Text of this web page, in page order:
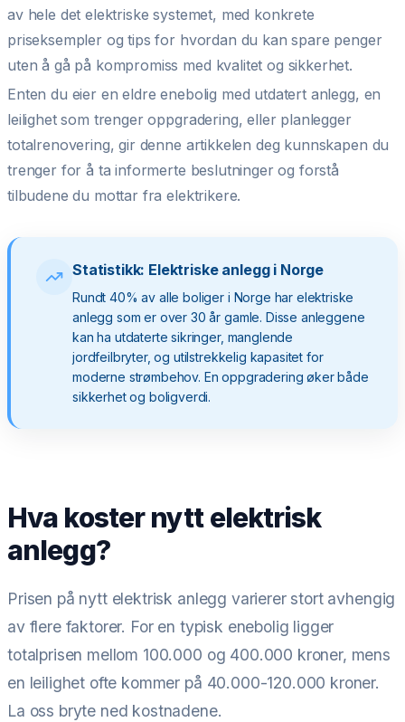
av hele det elektriske systemet, med konkrete
priseksempler og tips for hvordan du kan spare penger
uten å gå på kompromiss med kvalitet og sikkerhet.
Enten du eier en eldre enebolig med utdatert anlegg, en
leilighet som trenger oppgradering, eller planlegger
totalrenovering, gir denne artikkelen deg kunnskapen du
trenger for å ta informerte beslutninger og forstå
tilbudene du mottar fra elektrikere.
Statistikk: Elektriske anlegg i Norge
Rundt 40% av alle boliger i Norge har elektriske
anlegg som er over 30 år gamle. Disse anleggene
kan ha utdaterte sikringer, manglende
jordfeilbryter, og utilstrekkelig kapasitet for
moderne strømbehov. En oppgradering øker både
sikkerhet og boligverdi.
Hva koster nytt elektrisk
anlegg?
Prisen på nytt elektrisk anlegg varierer stort avhengig
av flere faktorer. For en typisk enebolig ligger
totalprisen mellom 100.000 og 400.000 kroner, mens
en leilighet ofte kommer på 40.000-120.000 kroner.
La oss bryte ned kostnadene.